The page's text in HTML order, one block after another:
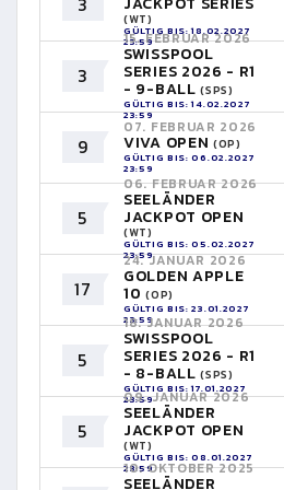
(WT)
GÜLTIG BIS: 18.02.2027
23:59
3
15. FEBRUAR 2026
SWISSPOOL
SERIES 2026 - R1
- 9-BALL(SPS)
GÜLTIG BIS: 14.02.2027
23:59
9
07. FEBRUAR 2026
VIVA OPEN (OP)
GÜLTIG BIS: 06.02.2027
23:59
5
06. FEBRUAR 2026
SEELÄNDER
JACKPOT OPEN
(WT)
GÜLTIG BIS: 05.02.2027
23:59
17
24. JANUAR 2026
GOLDEN APPLE
10(OP)
GÜLTIG BIS: 23.01.2027
23:59
5
18. JANUAR 2026
SWISSPOOL
SERIES 2026 - R1
- 8-BALL(SPS)
GÜLTIG BIS: 17.01.2027
23:59
5
09. JANUAR 2026
SEELÄNDER
JACKPOT OPEN
(WT)
GÜLTIG BIS: 08.01.2027
23:59
10. OKTOBER 2025
SEELÄNDER